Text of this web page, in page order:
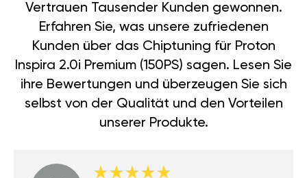
Vertrauen Tausender Kunden gewonnen.
Erfahren Sie, was unsere zufriedenen
Kunden über das Chiptuning für Proton
Inspira 2.0i Premium (150PS) sagen. Lesen Sie
ihre Bewertungen und überzeugen Sie sich
selbst von der Qualität und den Vorteilen
unserer Produkte.